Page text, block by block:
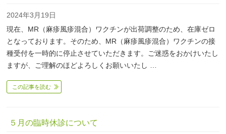
2024年3月19日
現在、MR（麻疹風疹混合）ワクチンが出荷調整のため、在庫ゼロ
となっております。そのため、MR（麻疹風疹混合）ワクチンの接
種受付を一時的に停止させていただきます。ご迷惑をおかけいたし
ますが、ご理解のほどよろしくお願いいたし …
この記事を読む
５月の臨時休診について